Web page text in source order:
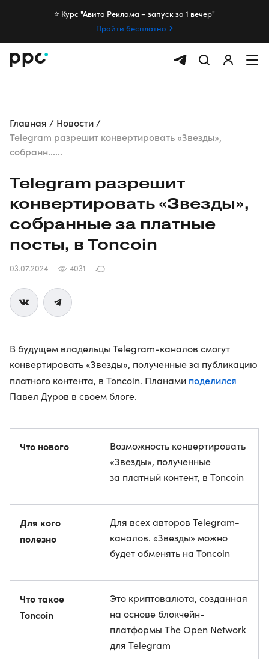
⭐️ Курс "Авито Реклама – запуск за 1 вечер"
Пройти бесплатно
Главная
Новости
Telegram разрешит конвертировать «Звезды»,
собранн......
Telegram разрешит
конвертировать «Звезды»,
собранные за платные
посты, в Toncoin
03.07.2024 4031
В будущем владельцы Telegram-каналов смогут
конвертировать «Звезды», полученные за публикацию
платного контента, в Toncoin. Планами поделился
Павел Дуров в своем блоге.
Что нового
Возможность конвертировать
«Звезды», полученные
за платный контент, в Toncoin
Для кого
полезно
Для всех авторов Telegram-
каналов. «Звезды» можно
будет обменять на Toncoin
Что такое
Toncoin
Это криптовалюта, созданная
на основе блокчейн-
платформы The Open Network
для Telegram